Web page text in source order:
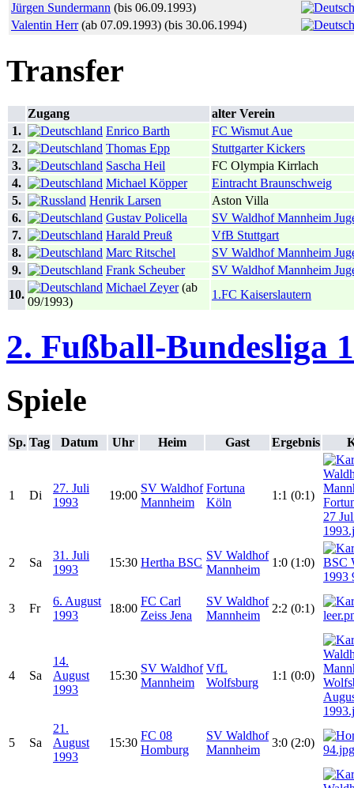
Jürgen Sundermann (bis 06.09.1993)
Valentin Herr(ab 07.09.1993) (bis 30.06.1994)
Transfer
Zugang
alter Verein
1.
Enrico Barth
FC Wismut Aue
2.
Thomas Epp
Stuttgarter Kickers
3.
Sascha Heil
FC Olympia Kirrlach
4.
Michael Köpper
Eintracht Braunschweig
5.
Henrik Larsen
Aston Villa
6.
Gustav Policella
SV Waldhof Mannheim
7.
Harald Preuß
VfB Stuttgart
8.
Marc Ritschel
SV Waldhof Mannheim
9.
Frank Scheuber
SV Waldhof Mannheim
10.
Michael Zeyer(ab
09/1993)
1.FC Kaiserslautern
2. Fußball-Bundesliga
Spiele
Sp. Tag Datum Uhr Heim Gast Ergebnis
1 Di
27. Juli
1993
19:00
SV Waldhof
Mannheim
Fortuna
Köln
1:1 (0:1)
2 Sa
31. Juli
1993
15:30 Hertha BSC
SV Waldhof
Mannheim
1:0 (1:0)
3 Fr
6. August
1993
18:00
FC Carl
Zeiss Jena
SV Waldhof
Mannheim
2:2 (0:1)
4 Sa
14.
August
1993
15:30
SV Waldhof
Mannheim
VfL
Wolfsburg
1:1 (0:0)
5 Sa
21.
August
1993
15:30
FC 08
Homburg
SV Waldhof
Mannheim
3:0 (2:0)